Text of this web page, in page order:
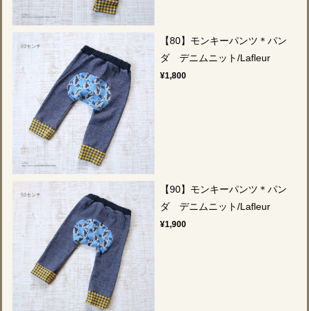
【80】モンキーパンツ＊パン
ダ デニムニット/Lafleur
¥1,800
【90】モンキーパンツ＊パン
ダ デニムニット/Lafleur
¥1,900